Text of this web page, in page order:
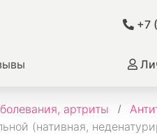
+7
артриты
(нативная,